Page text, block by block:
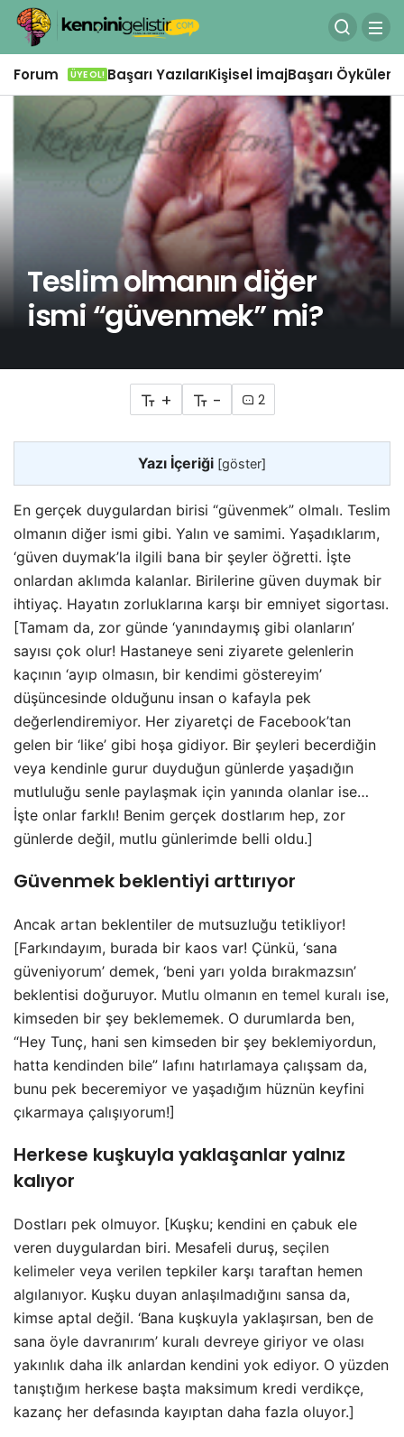
Forum ÜYE OL! Başarı YazılarıKişisel İmajBaşarı Öyküleri
Teslim olmanın diğer
ismi “güvenmek” mi?
+ - 2
Yazı İçeriği [göster]
En gerçek duygulardan birisi “güvenmek” olmalı. Teslim
olmanın diğer ismi gibi. Yalın ve samimi. Yaşadıklarım,
‘güven duymak’la ilgili bana bir şeyler öğretti. İşte
onlardan aklımda kalanlar. Birilerine güven duymak bir
ihtiyaç. Hayatın zorluklarına karşı bir emniyet sigortası.
[Tamam da, zor günde ‘yanındaymış gibi olanların’
sayısı çok olur! Hastaneye seni ziyarete gelenlerin
kaçının ‘ayıp olmasın, bir kendimi göstereyim’
düşüncesinde olduğunu insan o kafayla pek
değerlendiremiyor. Her ziyaretçi de Facebook’tan
gelen bir ‘like’ gibi hoşa gidiyor. Bir şeyleri becerdiğin
veya kendinle gurur duyduğun günlerde yaşadığın
mutluluğu senle paylaşmak için yanında olanlar ise…
İşte onlar farklı! Benim gerçek dostlarım hep, zor
günlerde değil, mutlu günlerimde belli oldu.]
Güvenmek beklentiyi arttırıyor
Ancak artan beklentiler de mutsuzluğu tetikliyor!
[Farkındayım, burada bir kaos var! Çünkü, ‘sana
güveniyorum’ demek, ‘beni yarı yolda bırakmazsın’
beklentisi doğuruyor. Mutlu olmanın en temel kuralı ise,
kimseden bir şey beklememek. O durumlarda ben,
“Hey Tunç, hani sen kimseden bir şey beklemiyordun,
hatta kendinden bile” lafını hatırlamaya çalışsam da,
bunu pek beceremiyor ve yaşadığım hüznün keyfini
çıkarmaya çalışıyorum!]
Herkese kuşkuyla yaklaşanlar yalnız
kalıyor
Dostları pek olmuyor. [Kuşku; kendini en çabuk ele
veren duygulardan biri. Mesafeli duruş, seçilen
kelimeler veya verilen tepkiler karşı taraftan hemen
algılanıyor. Kuşku duyan anlaşılmadığını sansa da,
kimse aptal değil. ‘Bana kuşkuyla yaklaşırsan, ben de
sana öyle davranırım’ kuralı devreye giriyor ve olası
yakınlık daha ilk anlardan kendini yok ediyor. O yüzden
tanıştığım herkese başta maksimum kredi verdikçe,
kazanç her defasında kayıptan daha fazla oluyor.]